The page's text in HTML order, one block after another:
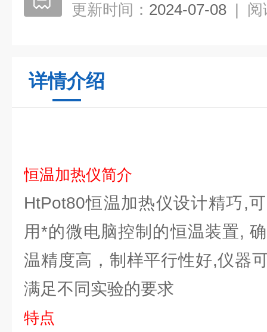
更新时间： 2024-07-08 | 阅
详情介绍
恒温加热仪简介
HtPot80恒温加热仪设计精巧,
用*的微电脑控制的恒温装置,
温精度高，制样平行性好,仪器
满足不同实验的要求
特点